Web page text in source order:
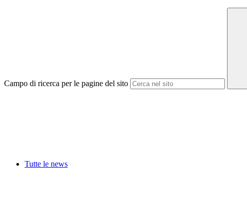
Campo di ricerca per le pagine del sito
Tutte le news